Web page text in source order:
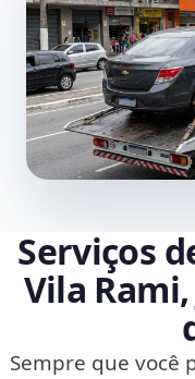
Serviços
Vila
Sempre que você